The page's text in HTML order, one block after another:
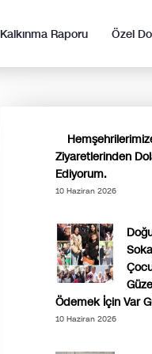
Kalkınma Raporu Özel
Ziyaretlerinden
Ediyorum.
10 Haziran 2026
Ödemek İçin Var
10 Haziran 2026